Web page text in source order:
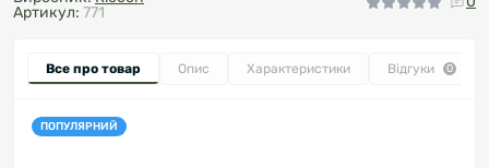
Артикул: 771
Все про товар Опис Характеристики Відгуки 0
ПОПУЛЯРНИЙ